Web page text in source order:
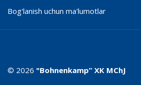
Bog'lanish uchun ma'lumotlar
© 2026 "Bohnenkamp” ХК MChJ